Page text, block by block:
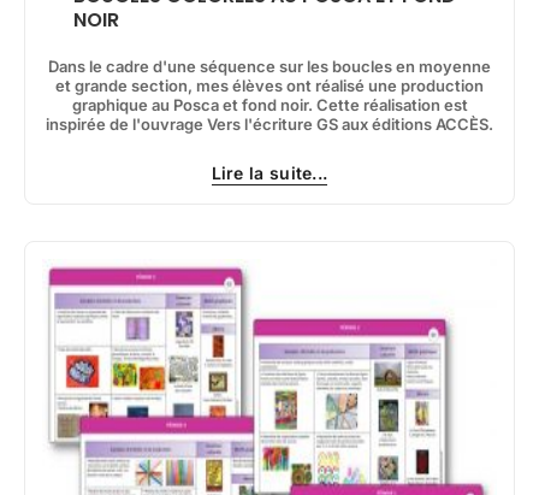
NOIR
Dans le cadre d'une séquence sur les boucles en moyenne
et grande section, mes élèves ont réalisé une production
graphique au Posca et fond noir. Cette réalisation est
inspirée de l'ouvrage Vers l'écriture GS aux éditions ACCÈS.
Lire la suite...